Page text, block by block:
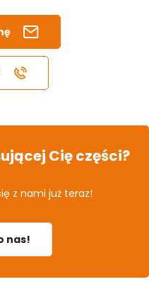
Cię części?
z nami już teraz!
nas!